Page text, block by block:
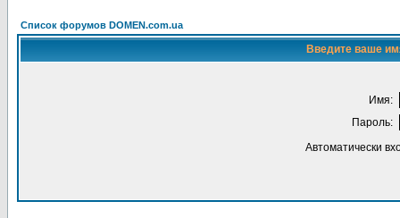
Список форумов DOMEN.com.ua
Введите ваше
Имя:
Пароль:
Автоматически